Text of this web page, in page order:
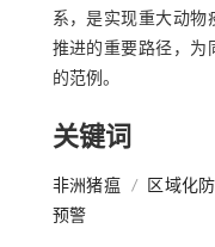
系，是实现重大动物
推进的重要路径，为
的范例。
关键词
非洲猪瘟 / 区域化
预警